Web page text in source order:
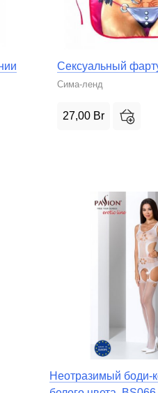
Сексуальный
Сима-ленд
27,00 Br
Неотразимый боди-